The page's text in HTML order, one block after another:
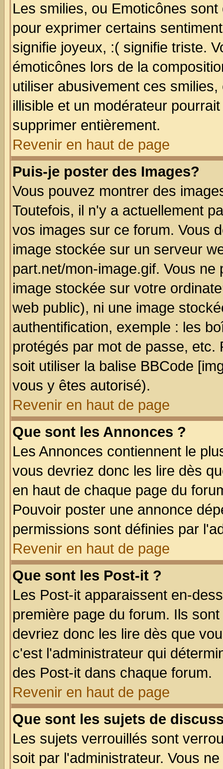
Les smilies, ou Emoticônes
pour exprimer certains
signifie joyeux, :( signifie triste.
émoticônes lors de la
utiliser abusivement ces
illisible et un modérateur
supprimer entièrement.
Revenir en haut de page
Puis-je poster des Images?
Vous pouvez montrer des
Toutefois, il n'y a actuellement
vos images sur ce forum. Vous
image stockée sur un serveur
part.net/mon-image.gif. Vous
image stockée sur votre
web public), ni une image
authentification, exemple : les
protégés par mot de passe,
soit utiliser la balise BBCode
vous y êtes autorisé).
Revenir en haut de page
Que sont les Annonces ?
Les Annonces contiennent le
vous devriez donc les lire dès
en haut de chaque page du
Pouvoir poster une annonce
permissions sont définies par
Revenir en haut de page
Que sont les Post-it ?
Les Post-it apparaissent en-
première page du forum. Ils
devriez donc les lire dès que
c'est l'administrateur qui
des Post-it dans chaque forum.
Revenir en haut de page
Que sont les sujets de
Les sujets verrouillés sont
soit par l'administrateur. Vous